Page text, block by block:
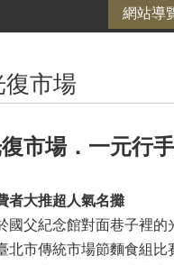
網站導
復市場
市場．一元行
者大推超人氣名攤
國父紀念館對面巷子裡
北市傳統市場節麵食組